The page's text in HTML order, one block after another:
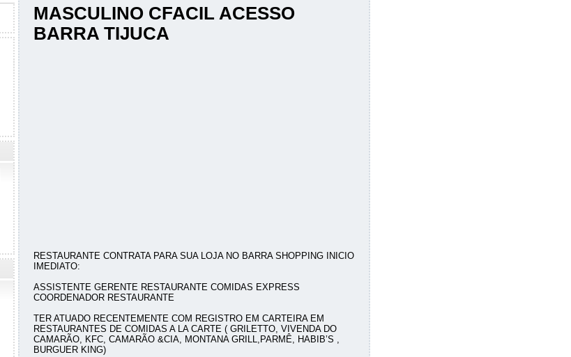
MASCULINO CFACIL ACESSO
BARRA TIJUCA
RESTAURANTE CONTRATA PARA SUA LOJA NO BARRA SHOPPING INICIO
IMEDIATO:
ASSISTENTE GERENTE RESTAURANTE COMIDAS EXPRESS
COORDENADOR RESTAURANTE
TER ATUADO RECENTEMENTE COM REGISTRO EM CARTEIRA EM
RESTAURANTES DE COMIDAS A LA CARTE ( GRILETTO, VIVENDA DO
CAMARÃO, KFC, CAMARÃO &CIA, MONTANA GRILL,PARMÊ, HABIB’S ,
BURGUER KING)